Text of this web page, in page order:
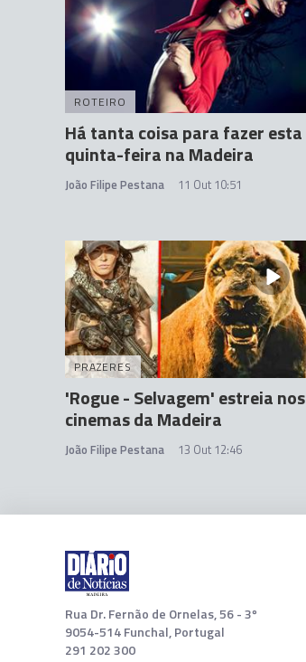
ROTEIRO
Há tanta coisa para fazer esta
quinta-feira na Madeira
João Filipe Pestana 11 Out 10:51
PRAZERES
'Rogue - Selvagem' estreia nos
cinemas da Madeira
João Filipe Pestana 13 Out 12:46
Rua Dr. Fernão de Ornelas, 56 - 3º
9054-514 Funchal, Portugal
291 202 300